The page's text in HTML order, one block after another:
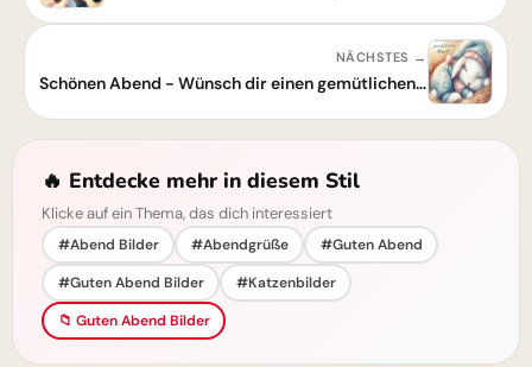
NÄCHSTES →
Schönen Abend - Wünsch dir einen gemütlichen Abend
🔥 Entdecke mehr in diesem Stil
Klicke auf ein Thema, das dich interessiert
#Abend Bilder #Abendgrüße
#Guten Abend
#Guten Abend Bilder
#Katzenbilder
📁 Guten Abend Bilder